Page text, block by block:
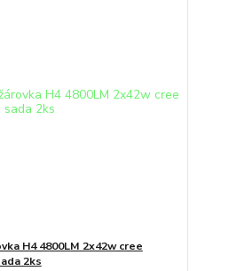
H4 4800LM 2x42w cree
2ks